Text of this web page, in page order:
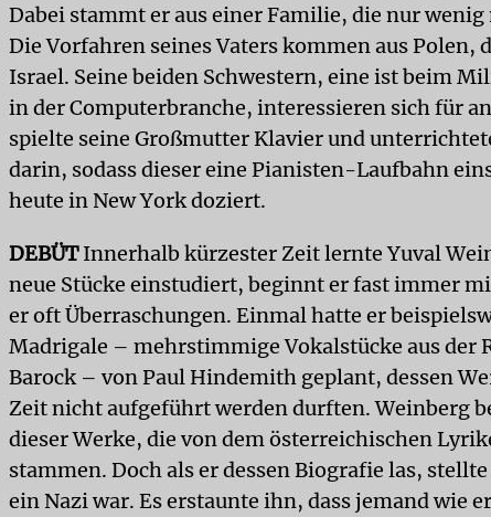
Dabei stammt er aus einer Familie, die nur
Die Vorfahren seines Vaters kommen aus Polen,
Israel. Seine beiden Schwestern, eine ist beim
in der Computerbranche, interessieren sich für
spielte seine Großmutter Klavier und
darin, sodass dieser eine Pianisten-Laufbahn
heute in New York doziert.
DEBÜTInnerhalb kürzester Zeit lernte Yuval
neue Stücke einstudiert, beginnt er fast immer
er oft Überraschungen. Einmal hatte er
Madrigale – mehrstimmige Vokalstücke aus der
Barock – von Paul Hindemith geplant, dessen
Zeit nicht aufgeführt werden durften. Weinberg
dieser Werke, die von dem österreichischen
stammen. Doch als er dessen Biografie las,
ein Nazi war. Es erstaunte ihn, dass jemand wie